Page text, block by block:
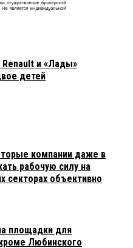
и «Лады»
детей
компании даже в
рабочую силу на
секторах объективно
площадки для
Любинского